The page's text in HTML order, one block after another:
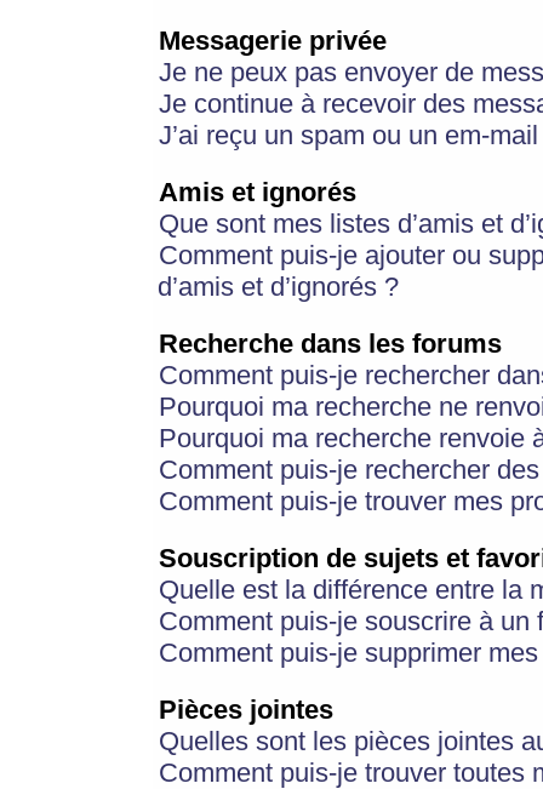
Messagerie privée
Je ne peux pas envoyer de
Je continue à recevoir des
J’ai reçu un spam ou un em-
Amis et ignorés
Que sont mes listes d’amis et
Comment puis-je ajouter ou
d’amis et d’ignorés ?
Recherche dans les forums
Comment puis-je rechercher
Pourquoi ma recherche ne
Pourquoi ma recherche renvoie
Comment puis-je rechercher
Comment puis-je trouver mes
Souscription de sujets et
Quelle est la différence entre la
Comment puis-je souscrire à
Comment puis-je supprimer
Pièces jointes
Quelles sont les pièces jointes
Comment puis-je trouver toutes